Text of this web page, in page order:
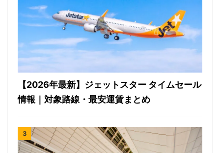
【2026年最新】ジェットスター タイムセール
情報｜対象路線・最安運賃まとめ